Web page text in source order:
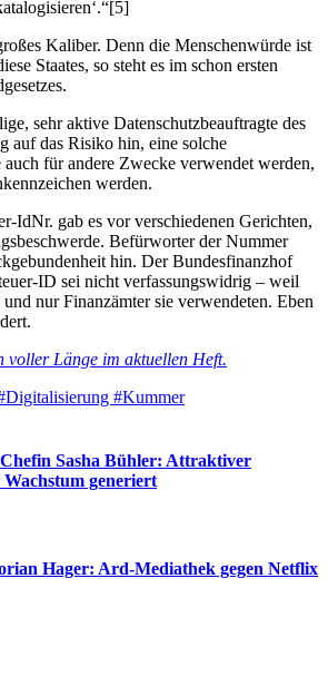
Kaliber. Denn die Menschenwürde ist
Staates, so steht es im schon ersten
sehr aktive Datenschutzbeauftragte des
auf das Risiko hin, eine solche
für andere Zwecke verwendet werden,
werden.
IdNr. gab es vor verschiedenen Gerichten,
Befürworter der Nummer
hin. Der Bundesfinanzhof
ID sei nicht verfassungswidrig – weil
nur Finanzämter sie verwendeten. Eben
voller Länge im aktuellen Heft.
#Kummer
Sasha Bühler: Attraktiver
generiert
Hager: Ard-Mediathek gegen Netflix